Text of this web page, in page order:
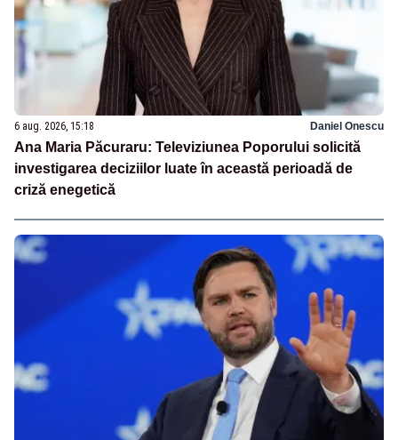
6 aug. 2026, 15:18 Daniel Onescu
Ana Maria Păcuraru: Televiziunea Poporului solicită
investigarea deciziilor luate în această perioadă de
criză enegetică